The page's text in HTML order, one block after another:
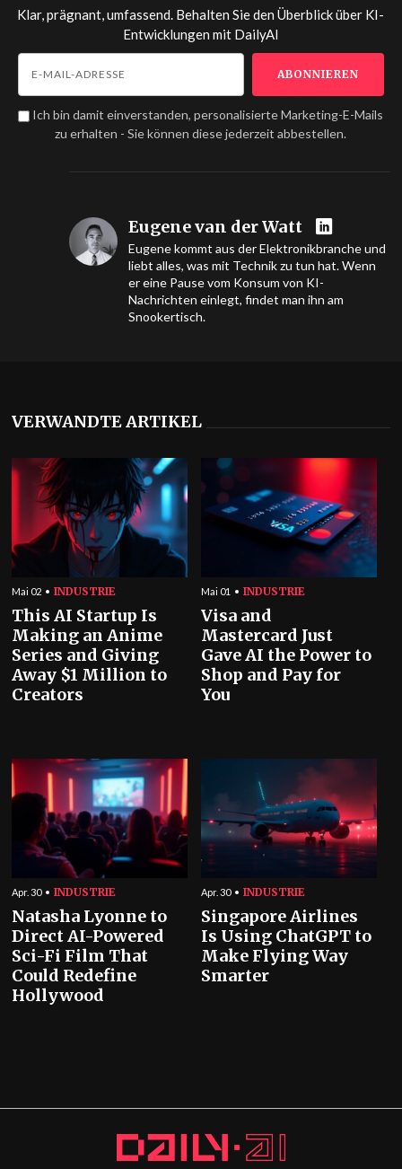
Klar, prägnant, umfassend. Behalten Sie den Überblick über KI-
Entwicklungen mit DailyAI
Ich bin damit einverstanden, personalisierte Marketing-E-Mails
zu erhalten - Sie können diese jederzeit abbestellen.
Eugene van der Watt
Eugene kommt aus der Elektronikbranche und
liebt alles, was mit Technik zu tun hat. Wenn
er eine Pause vom Konsum von KI-
Nachrichten einlegt, findet man ihn am
Snookertisch.
VERWANDTE ARTIKEL
Mai 02 INDUSTRIE
This AI Startup Is
Making an Anime
Series and Giving
Away $1 Million to
Creators
Mai 01 INDUSTRIE
Visa and
Mastercard Just
Gave AI the Power to
Shop and Pay for
You
Apr. 30 INDUSTRIE
Natasha Lyonne to
Direct AI-Powered
Sci-Fi Film That
Could Redefine
Hollywood
Apr. 30 INDUSTRIE
Singapore Airlines
Is Using ChatGPT to
Make Flying Way
Smarter